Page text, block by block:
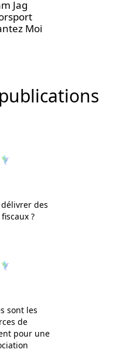
Jag
Moi
des
?
sont les
de
pour une